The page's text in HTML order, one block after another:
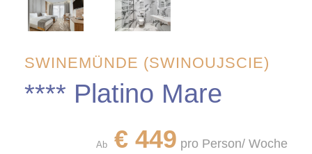
SWINEMÜNDE (SWINOUJSCIE)
**** Platino Mare
Ab € 449 pro Person/ Woche